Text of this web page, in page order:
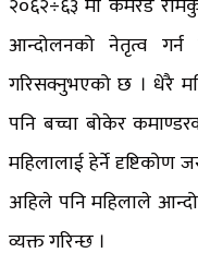
आन्दोलनको नेतृत्व
गरिसक्नुभएको छ । धेरै
पनि बच्चा बोकेर
महिलालाई हेर्ने दृष्टिकोण
अहिले पनि महिलाले
व्यक्त गरिन्छ ।